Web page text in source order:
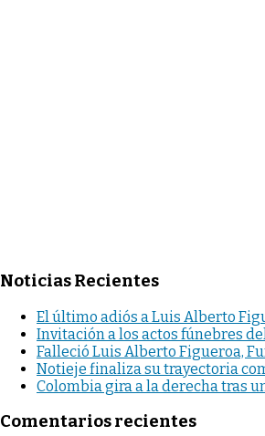
Noticias Recientes
El último adiós a Luis Alberto
Invitación a los actos fúnebres
Falleció Luis Alberto Figueroa,
Notieje finaliza su trayectoria
Colombia gira a la derecha tras
Comentarios recientes